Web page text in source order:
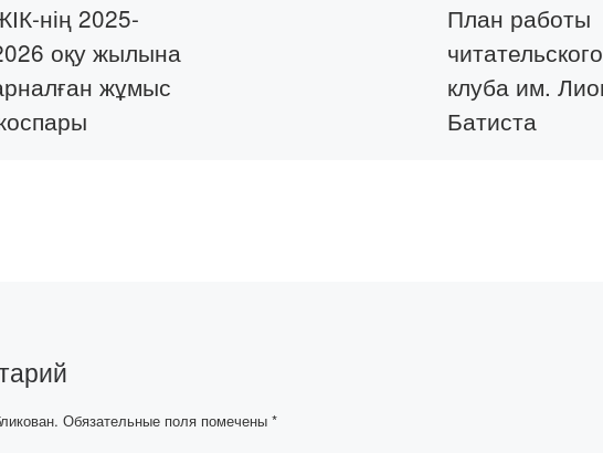
нің 2025-
оқу жылына
жұмыс
План работы
читательского
клуба им.
Батиста
Обязательные поля помечены *